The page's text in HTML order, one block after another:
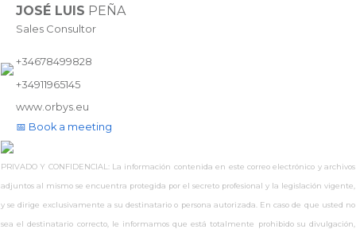
JOSÉ LUIS PEÑA
Sales Consultor
+34678499828
+34911965145
www.orbys.eu
📅 Book a meeting
PRIVADO Y CONFIDENCIAL: La información contenida en este correo electrónico y archivos
adjuntos al mismo se encuentra protegida por el secreto profesional y la legislación vigente,
y se dirige exclusivamente a su destinatario o persona autorizada. En caso de que usted no
sea el destinatario correcto, le informamos que está totalmente prohibido su divulgación,